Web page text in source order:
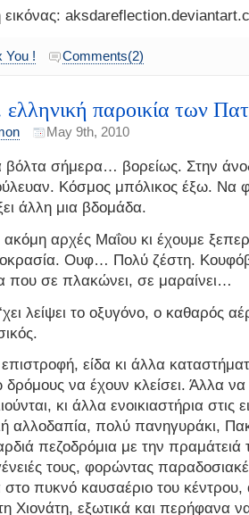
εικόνας:
You ! Comments(2)
παροικία των
May 9th, 2010
βόλτα σήμερα… βορείως. Στην
Κόσμος μπόλικος έξω. Να
άλλη μια βδομάδα.
ακόμη αρχές Μαΐου κι έχουμε
Ουφ… Πολύ ζέστη.
που σε πλακώνει, σε μαραίνει…
λείψει το οξυγόνο, ο καθαρός
είδα κι άλλα
να έχουν κλείσει. Άλλα να
κι άλλα ενοικιαστήρια στις
αλλοδαπία, πολύ πανηγυράκι,
πεζοδρόμια με την πραμάτειά
τους, φορώντας
πυκνό καυσαέριο του κέντρου,
Χιονάτη, εξωτικά και περήφανα